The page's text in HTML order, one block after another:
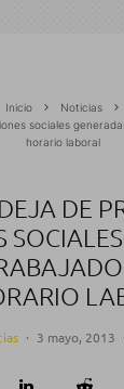
Inicio
Noticias
sociales
horario laboral
DE
· 3 mayo, 2013